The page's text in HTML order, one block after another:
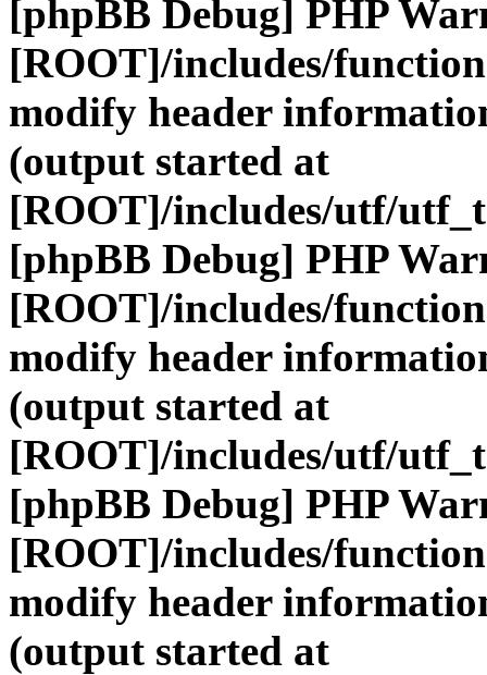
[phpBB Debug] PHP
[ROOT]/includes/
modify header
(output started at
[ROOT]/includes/utf/
[phpBB Debug] PHP
[ROOT]/includes/
modify header
(output started at
[ROOT]/includes/utf/
[phpBB Debug] PHP
[ROOT]/includes/
modify header
(output started at